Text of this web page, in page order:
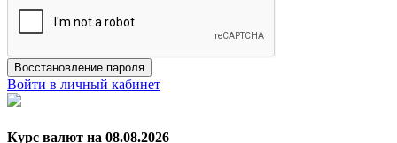
Восстановление пароля
Войти в личный кабинет
Курс валют на 08.08.2026